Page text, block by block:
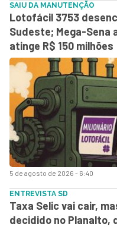
5 de agosto de 2026 - 6:40
SAIU DA MANUTENÇÃO
Lotofácil 3753
Sudeste; Mega-Sena
atinge R$ 150 milhões
ENTREVISTA SD
Taxa Selic vai cair,
decidido no Planalto,